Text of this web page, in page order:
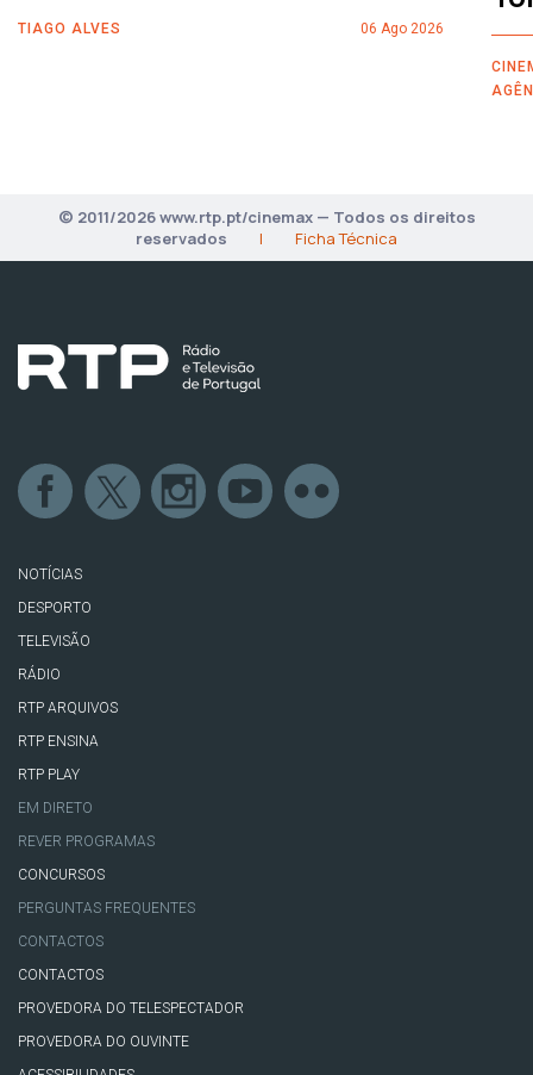
TIAGO ALVES 06 Ago 2026
© 2011/2026 www.rtp.pt/cinemax — Todos os direitos
reservados
| Ficha Técnica
NOTÍCIAS
DESPORTO
TELEVISÃO
RÁDIO
RTP ARQUIVOS
RTP ENSINA
RTP PLAY
EM DIRETO
REVER PROGRAMAS
CONCURSOS
PERGUNTAS FREQUENTES
CONTACTOS
CONTACTOS
PROVEDORA DO TELESPECTADOR
PROVEDORA DO OUVINTE